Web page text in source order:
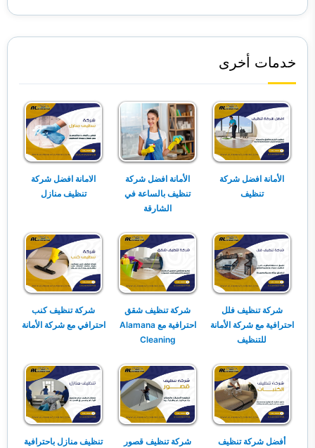
خدمات أخرى
الأمانة افضل شركة
تنظيف
الأمانة افضل شركة
تنظيف بالساعة في
الشارقة
الامانة افضل شركة
تنظيف منازل
شركة تنظيف فلل
احترافية مع شركة الأمانة
للتنظيف
شركة تنظيف شقق
احترافية مع Alamana
Cleaning
شركة تنظيف كنب
احترافي مع شركة الأمانة
أفضل شركة تنظيف
شركة تنظيف قصور
تنظيف منازل باحترافية